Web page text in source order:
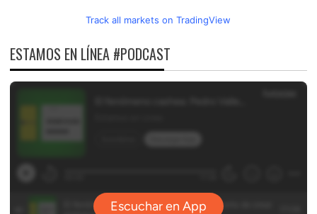
Track all markets on TradingView
ESTAMOS EN LÍNEA #PODCAST